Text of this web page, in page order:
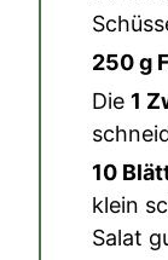
250 g
Die 1
10
klein
Salat